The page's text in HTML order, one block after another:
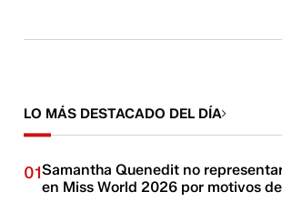
LO MÁS DESTACADO DEL DÍA
01Samantha Quenedit no
en Miss World 2026 por motivos